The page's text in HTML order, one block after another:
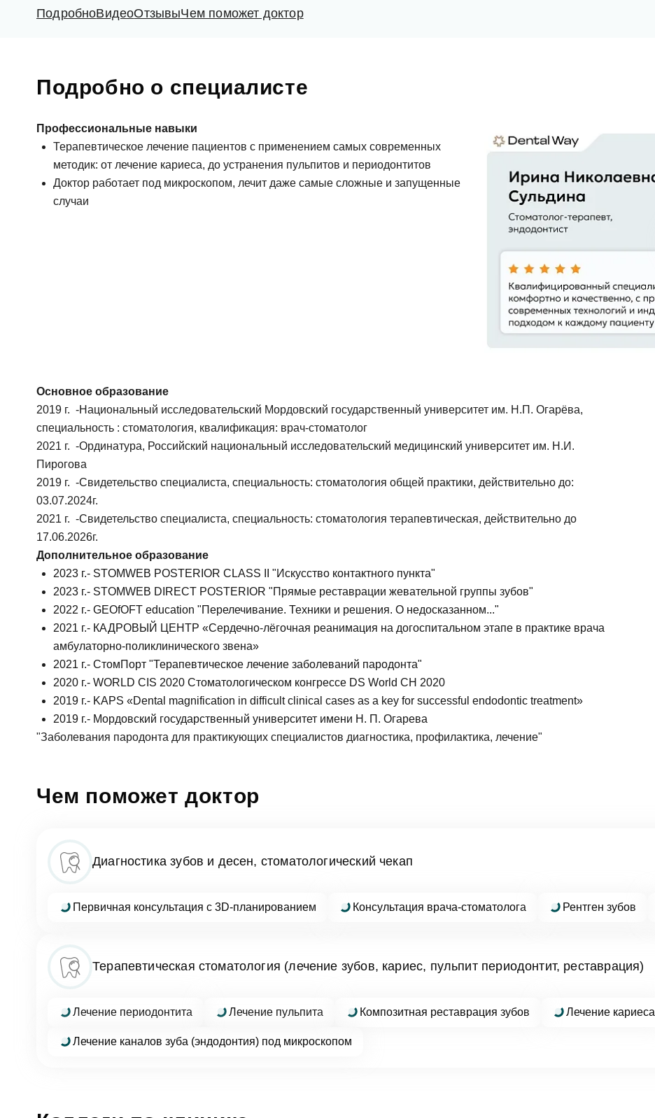
ПодробноВидеоОтзывыЧем поможет доктор
Подробно о специалисте
Профессиональные навыки
Терапевтическое лечение пациентов с применением самых современных
методик: от лечение кариеса, до устранения пульпитов и периодонтитов
Доктор работает под микроскопом, лечит даже самые сложные и запущенные
случаи
Основное образование
2019 г. -Национальный исследовательский Мордовский государственный университет им. Н.П. Огарёва,
специальность : стоматология, квалификация: врач-стоматолог
2021 г. -Ординатура, Российский национальный исследовательский медицинский университет им. Н.И.
Пирогова
2019 г. -Свидетельство специалиста, специальность: стоматология общей практики, действительно до:
03.07.2024г.
2021 г. -Свидетельство специалиста, специальность: стоматология терапевтическая, действительно до
17.06.2026г.
Дополнительное образование
2023 г.- STOMWEB POSTERIOR CLASS II "Искусство контактного пункта"
2023 г.- STOMWEB DIRECT POSTERIOR "Прямые реставрации жевательной группы зубов"
2022 г.- GEOfOFT education "Перелечивание. Техники и решения. О недосказанном..."
2021 г.- КАДРОВЫЙ ЦЕНТР «Сердечно-лёгочная реанимация на догоспитальном этапе в практике врача
амбулаторно-поликлинического звена»
2021 г.- СтомПорт "Терапевтическое лечение заболеваний пародонта"
2020 г.- WORLD CIS 2020 Стоматологическом конгрессе DS World CH 2020
2019 г.- KAPS «Dental magnification in difficult clinical cases as a key for successful endodontic treatment»
2019 г.- Мордовский государственный университет имени Н. П. Огарева
"Заболевания пародонта для практикующих специалистов диагностика, профилактика, лечение"
Чем поможет доктор
Диагностика зубов и десен, стоматологический чекап
Первичная консультация с 3D-планированием Консультация врача-стоматолога Рентген зубов
Терапевтическая стоматология (лечение зубов, кариес, пульпит периодонтит, реставрация)
Лечение периодонтита Лечение пульпита Композитная реставрация зубов Лечение кариеса
Лечение каналов зуба (эндодонтия) под микроскопом
Задать вопрос
ФИО
Сообщение
Оставить отзыв
ФИО
Клиника Dental Way
Оказанные услуги
Заявка отправлена!